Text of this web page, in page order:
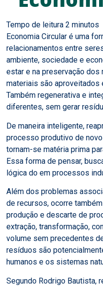
Economia Circular é uma
relacionamentos entre
ambiente, sociedade e
estar e na preservação
materiais são aproveitados
Também regenerativa e
diferentes, sem gerar
De maneira inteligente,
processo produtivo de
tornam-se matéria prima
Essa forma de pensar,
lógica do em processos
Além dos problemas
de recursos, ocorre
produção e descarte de
extração, transformação,
volume sem precedentes
resíduos são
humanos e os sistemas
Segundo Rodrigo Bautista,